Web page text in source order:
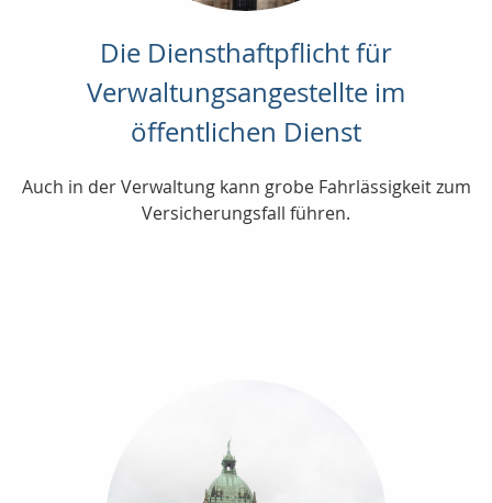
Die Diensthaftpflicht für
Verwaltungsangestellte im
öffentlichen Dienst
Auch in der Verwaltung kann grobe Fahrlässigkeit zum
Versicherungsfall führen.